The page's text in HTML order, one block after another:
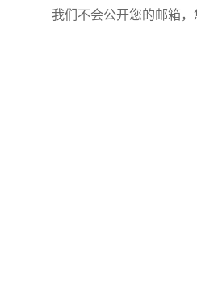
我们不会公开您的邮箱